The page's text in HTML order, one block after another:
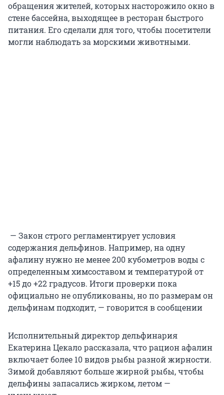
обращения жителей, которых насторожило окно в
стене бассейна, выходящее в ресторан быстрого
питания. Его сделали для того, чтобы посетители
могли наблюдать за морскими животными.
— Закон строго регламентирует условия
содержания дельфинов. Например, на одну
афалину нужно не менее 200 кубометров воды с
определенным химсоставом и температурой от
+15 до +22 градусов. Итоги проверки пока
официально не опубликованы, но по размерам он
дельфинам подходит, — говорится в сообщении
Исполнительный директор дельфинария
Екатерина Цекало рассказала, что рацион афалин
включает более 10 видов рыбы разной жирности.
Зимой добавляют больше жирной рыбы, чтобы
дельфины запасались жирком, летом —